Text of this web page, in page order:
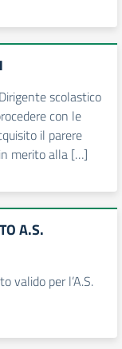
scolastico
con le
il parere
merito alla […]
A.S.
valido per l’A.S.